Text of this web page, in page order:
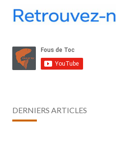
DERNIERS ARTICLES